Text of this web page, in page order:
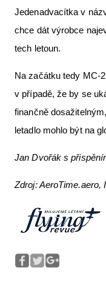
Jedenadvacítka v
chce dát výrobce
tech letoun.
Na začátku tedy MC-
v případě, že by se
finančně
letadlo mohlo být na
Jan Dvořák s
Zdroj: AeroTime.aero,